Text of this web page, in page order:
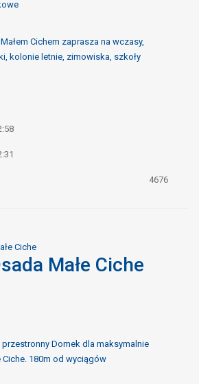
Cichem zaprasza na wczasy,
kolonie letnie, zimowiska, szkoły
4676
Małe Ciche
Domek dla maksymalnie
Ciche. 180m od wyciągów